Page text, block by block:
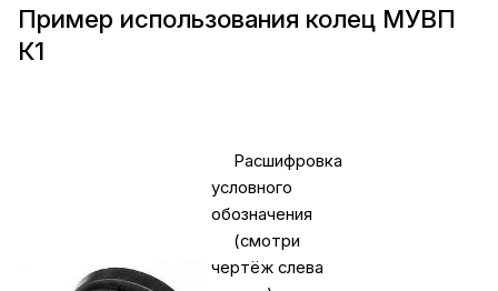
Пример использования колец МУВП
К1
Расшифровка
условного
обозначения
(смотри
чертёж слева